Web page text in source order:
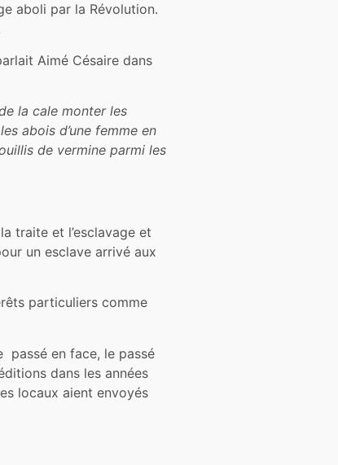
aboli par la Révolution.
Aimé Césaire dans
la cale monter les
abois d’une femme en
de vermine parmi les
traite et l’esclavage et
un esclave arrivé aux
particuliers comme
passé en face, le passé
dans les années
locaux aient envoyés